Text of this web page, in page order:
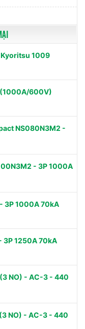
1009
(1000A/600V)
NS080N3M2 -
- 3P 1000A
3P 1000A 70kA
3P 1250A 70kA
NO) - AC-3 - 440
NO) - AC-3 - 440